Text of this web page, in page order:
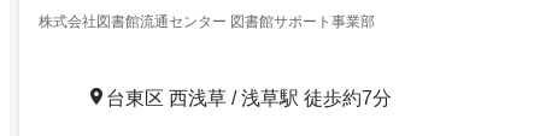
株式会社図書館流通センター 図書館サポート事業部
台東区 西浅草 / 浅草駅 徒歩約7分